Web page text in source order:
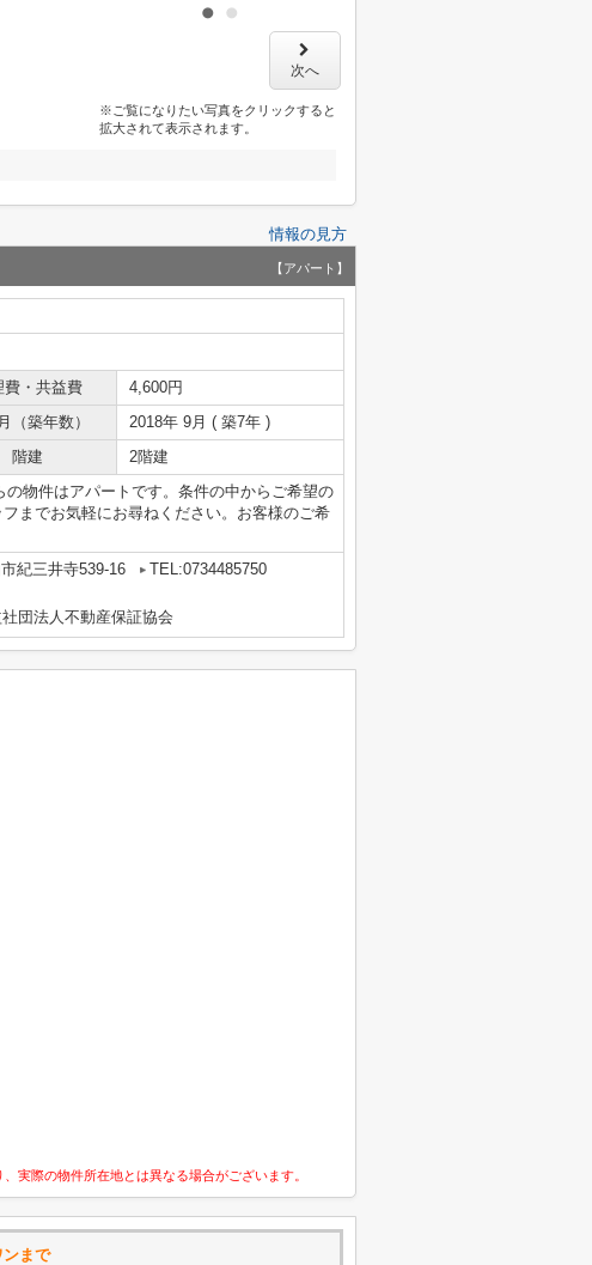
次へ
※ご覧になりたい写真をクリックすると
拡大されて表示されます。
情報の見方
【アパート】
費・共益費
4,600円
（築年数）
2018年 9月 ( 築7年 )
階建 2階建
物件はアパートです。条件の中からご希望の
までお気軽にお尋ねください。お客様のご希
紀三井寺539-16
TEL:0734485750
団法人不動産保証協会
実際の物件所在地とは異なる場合がございます。
ンまで